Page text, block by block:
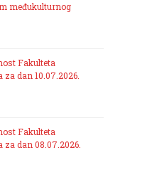
međukulturnog
Fakulteta
dan 10.07.2026.
Fakulteta
dan 08.07.2026.